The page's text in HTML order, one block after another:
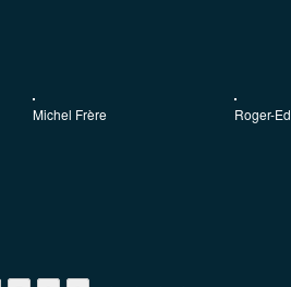
Michel Frère Roger-